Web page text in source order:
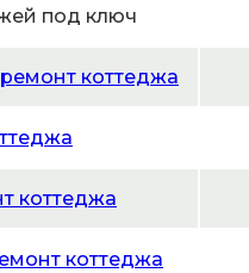
под ключ
коттеджа
коттеджа
коттеджа